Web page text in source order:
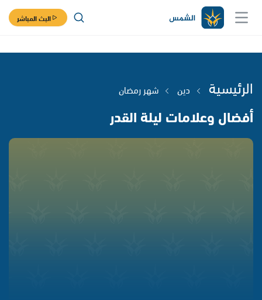
البث المباشر
الرئيسية دين شهر رمضان
أفضال وعلامات ليلة القدر